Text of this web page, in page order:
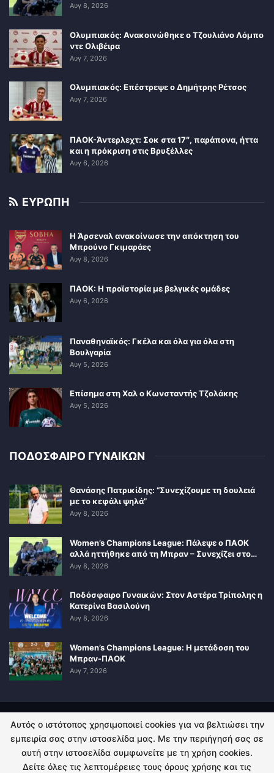
Αυγ 8, 2026
Ολυμπιακός: Ανακοινώθηκε ο Τζουλιάνο Λόμπο
ντε Ολιβέιρα
Αυγ 7, 2026
Ολυμπιακός: Επέστρεψε ο Δημήτρης Ρέτσος
Αυγ 7, 2026
ΠΑΟΚ-Άντερλεχτ: Σοκ στα 17″, παράπονα, ήττα
και η πρόκριση στις Βρυξέλλες
Αυγ 6, 2026
ΕΥΡΩΠΗ
Η Άρσεναλ ανακοίνωσε την απόκτηση του
Μπρούνο Γκιμαράες
Αυγ 8, 2026
ΠΑΟΚ: Η προϊστορία με βελγικές ομάδες
Αυγ 6, 2026
Παναθηναϊκός: Γκέλα και όλα για όλα στη
Βουλγαρία
Αυγ 5, 2026
Επίσημα στη Χαλ ο Κωνσταντής Τζολάκης
Αυγ 5, 2026
ΠΟΔΟΣΦΑΙΡΟ ΓΥΝΑΙΚΩΝ
Θανάσης Πατρικίδης: “Συνεχίζουμε τη δουλειά
με το κεφάλι ψηλά”
Αυγ 8, 2026
Women’s Champions League: Πάλεψε ο ΠΑΟΚ
αλλά ηττήθηκε από τη Μπραν – Συνεχίζει στο…
Αυγ 8, 2026
Ποδόσφαιρο Γυναικών: Στον Αστέρα Τρίπολης η
Κατερίνα Βασιλούνη
Αυγ 8, 2026
Women’s Champions League: Η μετάδοση του
Μπραν-ΠΑΟΚ
Αυγ 7, 2026
ΠΟΛΙΤΙΚΗ ΑΠΟΡΡΗΤΟΥ ΕΠΙΚΟΙΝΩΝΙΑ
© 2026 - Kingsport.gr. All Rights Reserved.
Αυτός ο ιστότοπος χρησιμοποιεί cookies για να βελτιώσει την
εμπειρία σας στην ιστοσελίδα μας. Με την περιήγησή σας σε
αυτή στην ιστοσελίδα συμφωνείτε με τη χρήση cookies.
Δείτε όλες τις λεπτομέρειες τους όρους χρήσης και τις